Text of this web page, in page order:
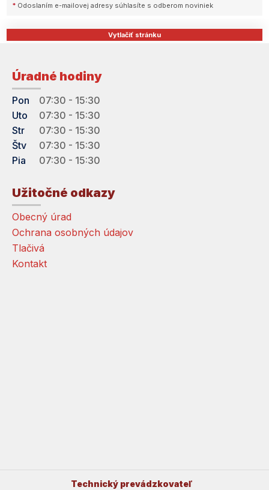
* Odoslaním e-mailovej adresy súhlasíte s odberom noviniek
Vytlačiť stránku
Úradné hodiny
Pon
07:30 - 15:30
Uto
07:30 - 15:30
Str
07:30 - 15:30
Štv
07:30 - 15:30
Pia
07:30 - 15:30
Užitočné odkazy
Obecný úrad
Ochrana osobných údajov
Tlačivá
Kontakt
Technický prevádzkovateľ